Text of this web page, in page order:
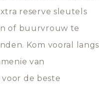
reserve sleutels
of buurvrouw te
Kom vooral langs
van
de beste